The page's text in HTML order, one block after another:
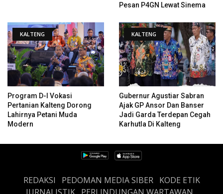
Pesan P4GN Lewat Sinema
KALTENG
Program D-I Vokasi
Pertanian Kalteng Dorong
Lahirnya Petani Muda
Modern
KALTENG
Gubernur Agustiar Sabran
Ajak GP Ansor Dan Banser
Jadi Garda Terdepan Cegah
Karhutla Di Kalteng
REDAKSI PEDOMAN MEDIA SIBER
KODE ETIK